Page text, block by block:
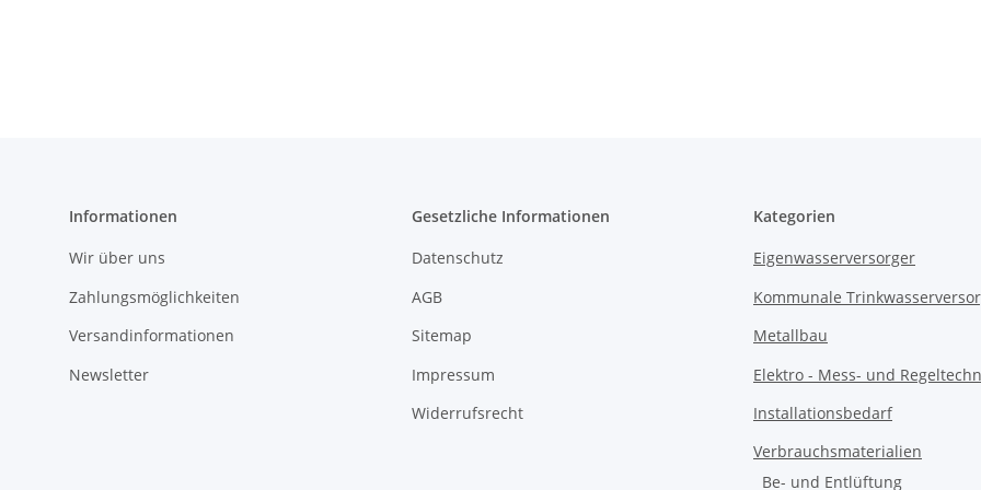
Informationen
Wir über uns
Zahlungsmöglichkeiten
Versandinformationen
Newsletter
Gesetzliche Informationen
Datenschutz
AGB
Sitemap
Impressum
Widerrufsrecht
Kategorien
Eigenwasserversorger
Kommunale
Metallbau
Elektro - Mess- und
Installationsbedarf
Verbrauchsmaterialien
Be- und Entlüftung